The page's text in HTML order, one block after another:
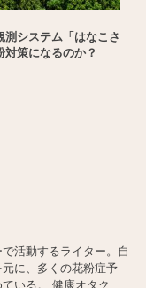
測システム「はなこさ
対策になるのか？
活動するライター。自
に、多くの花粉症予
いる。 健康オタク